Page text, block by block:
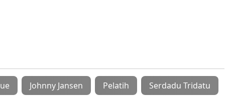
Johnny Jansen Pelatih Serdadu Tridatu